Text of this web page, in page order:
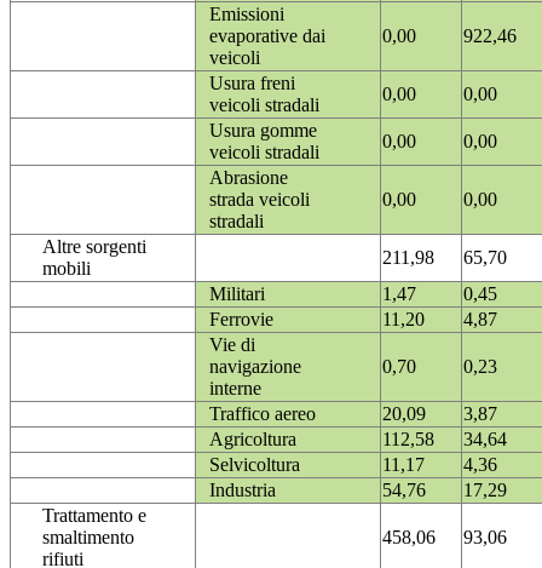
Emissioni
evaporative dai
veicoli
0,00 922,46
Usura freni
veicoli stradali
0,00
0,00
Usura gomme
veicoli stradali
0,00
0,00
Abrasione
strada veicoli
stradali
0,00 0,00
Altre sorgenti
mobili
211,98
65,70
Militari
1,47
0,45
Ferrovie
11,20
4,87
Vie di
navigazione
interne
0,70 0,23
Traffico aereo 20,09
3,87
Agricoltura
112,58
34,64
Selvicoltura
11,17
4,36
Industria
54,76
17,29
Trattamento e
smaltimento
rifiuti
458,06 93,06